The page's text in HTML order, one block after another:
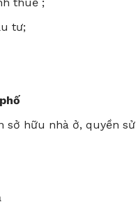
tư;
sở hữu nhà ở, quyền